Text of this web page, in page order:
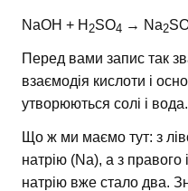
NaOH + H 2SO4 → Na2
Перед вами запис так
взаємодія кислоти і
утворюються солі і вода.
Що ж ми маємо тут: з
натрію (Na), а з правого
натрію вже стало два.